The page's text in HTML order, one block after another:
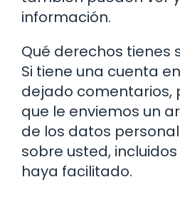
información.
Qué derechos tienes
Si tiene una cuenta
dejado comentarios,
que le enviemos un
de los datos
sobre usted,
haya facilitado.